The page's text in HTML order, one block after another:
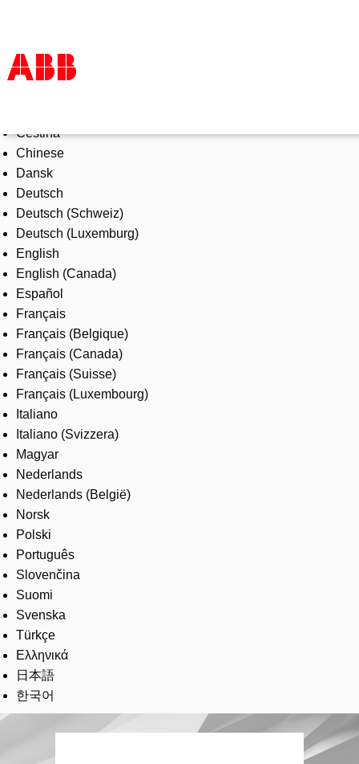
Products & Solutions
Industries
Services
About us
Where to buy
Contact us
Careers
Čeština
Chinese
Dansk
Deutsch
Deutsch (Schweiz)
Deutsch (Luxemburg)
English
English (Canada)
Español
Français
Français (Belgique)
Français (Canada)
Français (Suisse)
Français (Luxembourg)
Italiano
Italiano (Svizzera)
Magyar
Nederlands
Nederlands (België)
Norsk
Polski
Português
Slovenčina
Suomi
Svenska
Türkçe
Ελληνικά
日本語
한국어